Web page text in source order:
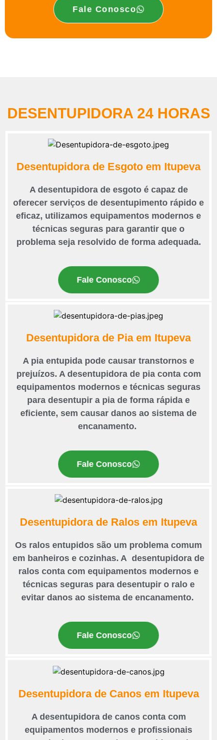
Fale Conosco
DESENTUPIDORA 24 HORAS
Desentupidora de Esgoto em Itupeva
A desentupidora de esgoto é capaz de
oferecer serviços de desentupimento rápido e
eficaz, utilizamos equipamentos modernos e
técnicas seguras para garantir que o
problema seja resolvido de forma adequada.
Fale Conosco
Desentupidora de Pia em Itupeva
A pia entupida pode causar transtornos e
prejuízos. A desentupidora de pia conta com
equipamentos modernos e técnicas seguras
para desentupir a pia de forma rápida e
eficiente, sem causar danos ao sistema de
encanamento.
Fale Conosco
Desentupidora de Ralos em Itupeva
Os ralos entupidos são um problema comum
em banheiros e cozinhas. A desentupidora de
ralos conta com equipamentos modernos e
técnicas seguras para desentupir o ralo e
evitar danos ao sistema de encanamento.
Fale Conosco
Desentupidora de Canos em Itupeva
A desentupidora de canos conta com
equipamentos modernos e profissionais